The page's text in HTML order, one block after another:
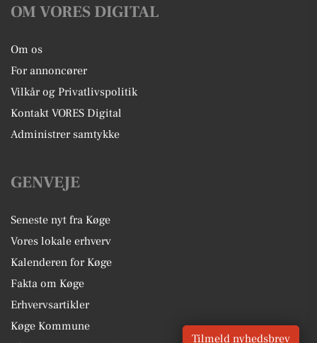
OM VORES DIGITAL
Om os
For annoncører
Vilkår og Privatlivspolitik
Kontakt VORES Digital
Administrer samtykke
GENVEJE
Seneste nyt fra Køge
Vores lokale erhverv
Kalenderen for Køge
Fakta om Køge
Erhvervsartikler
Køge Kommune
Tilmeld nyhedsbrev